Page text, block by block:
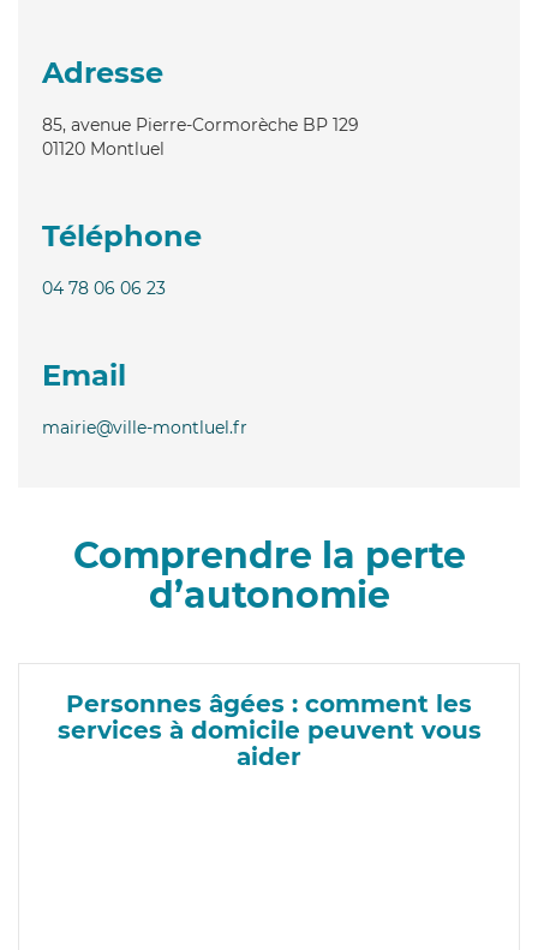
Adresse
85, avenue Pierre-Cormorèche BP 129
01120 Montluel
Téléphone
04 78 06 06 23
Email
mairie@ville-montluel.fr
Comprendre la perte
d’autonomie
Personnes âgées : comment les
services à domicile peuvent vous
aider